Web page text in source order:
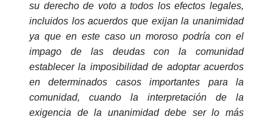
su derecho de voto a todos los efectos legales,
incluidos los acuerdos que exijan la unanimidad
ya que en este caso un moroso podría con el
impago de las deudas con la comunidad
establecer la imposibilidad de adoptar acuerdos
en determinados casos importantes para la
comunidad, cuando la interpretación de la
exigencia de la unanimidad debe ser lo más